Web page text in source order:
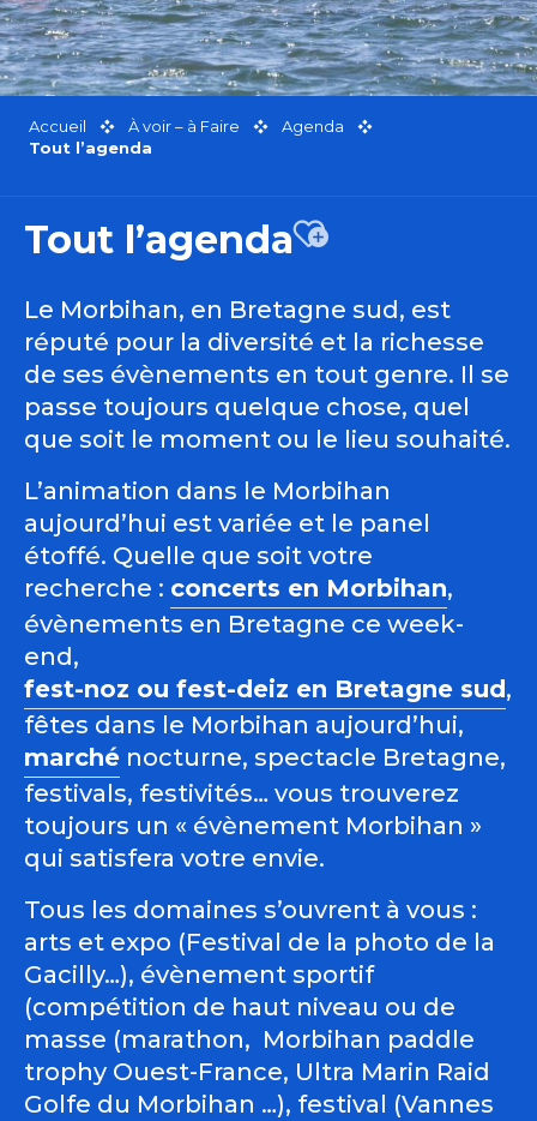
Accueil À voir – à Faire
Agenda
Tout l’agenda
Tout l’agendaAjouter aux
Le Morbihan, en Bretagne sud, est
réputé pour la diversité et la richesse
de ses évènements en tout genre. Il se
passe toujours quelque chose, quel
que soit le moment ou le lieu souhaité.
L’animation dans le Morbihan
aujourd’hui est variée et le panel
étoffé. Quelle que soit votre
recherche : concerts en Morbihan,
évènements en Bretagne ce week-
end,
fest-noz ou fest-deiz en Bretagne sud,
fêtes dans le Morbihan aujourd’hui,
marché nocturne, spectacle Bretagne,
festivals, festivités… vous trouverez
toujours un « évènement Morbihan »
qui satisfera votre envie.
Tous les domaines s’ouvrent à vous :
arts et expo (Festival de la photo de la
Gacilly…), évènement sportif
(compétition de haut niveau ou de
masse (marathon, Morbihan paddle
trophy Ouest-France, Ultra Marin Raid
Golfe du Morbihan …), festival (Vannes